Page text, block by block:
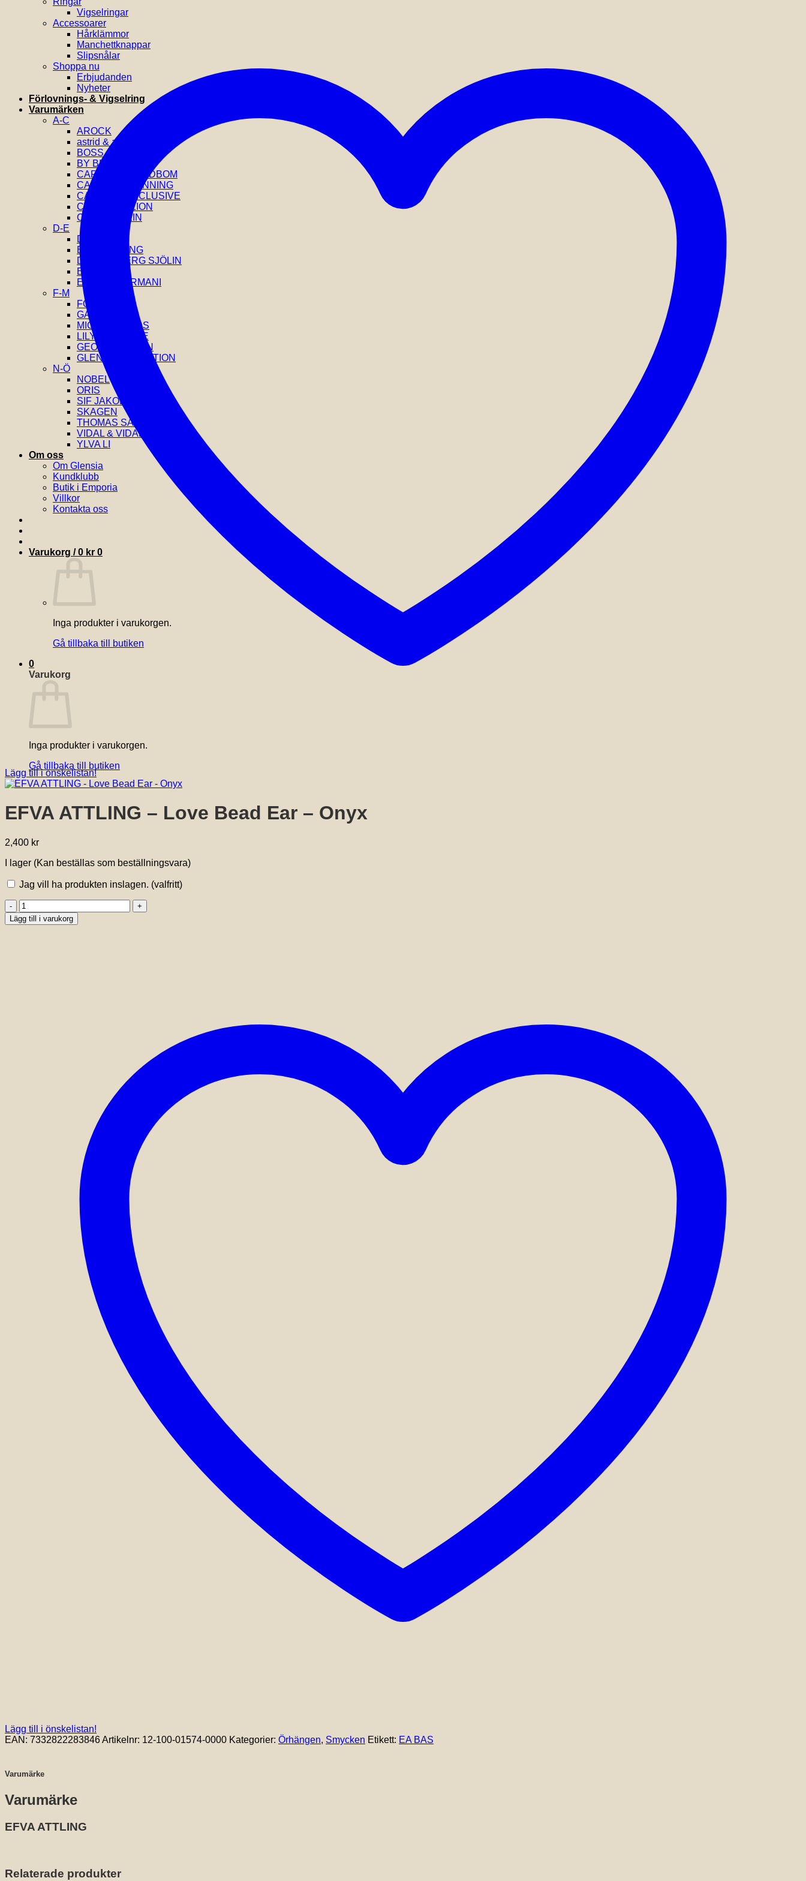
Vigselringar
Accessoarer
Hårklämmor
Manchettknappar
Slipsnålar
Shoppa nu
Erbjudanden
Nyheter
Förlovnings- & Vigselring
Varumärken
A-C
AROCK
astrid & agnes
BOSS
BY BILLGREN
CAROLINE SVEDBOM
CAROLINA GYNNING
CATWALK EXCLUSIVE
COEUR DE LION
CALVIN KLEIN
D-E
DIESEL
EFVA ATTLING
DRAKENBERG SJÖLIN
EDBLAD
EMPORIO ARMANI
F-M
FOSSIL
GANT
MICHAEL KORS
LILY AND ROSE
GEORG JENSEN
GLENSIA SELECTION
N-Ö
NOBEL
ORIS
SIF JAKOBS
SKAGEN
THOMAS SABO
VIDAL & VIDAL
YLVA LI
Om oss
Om Glensia
Kundklubb
Butik i Emporia
Villkor
Kontakta oss
Varukorg /0 kr 0
Inga produkter i varukorgen.
Gå tillbaka till butiken
0
Varukorg
Inga produkter i varukorgen.
Gå tillbaka till butiken
Lägg till i önskelistan!
EFVA ATTLING – Love Bead Ear – Onyx
2,400 kr
I lager (Kan beställas som beställningsvara)
Jag vill ha produkten inslagen. (valfritt)
EFVA
ATTLING
-
Lägg till i varukorg
Lägg till i önskelistan!
EAN: 7332822283846Artikelnr: 12-100-01574-0000 Kategorier: Örhängen, Smycken Etikett: EA BAS
Varumärke
Varumärke
EFVA ATTLING
Relaterade produkter